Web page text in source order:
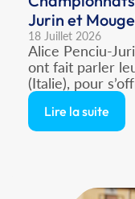
Jurin et
18 Juillet 2026
Alice Penciu-
ont fait parler
(Italie), pour
Lire la suite